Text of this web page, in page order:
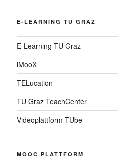
E-LEARNING TU GRAZ
E-Learning TU Graz
iMooX
TELucation
TU Graz TeachCenter
Videoplattform TUbe
MOOC PLATTFORM